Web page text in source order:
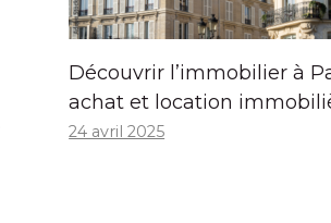
Découvrir l’immobilier à
achat et location
24 avril 2025